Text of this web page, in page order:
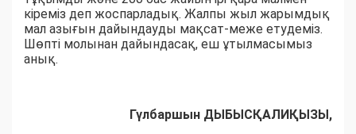
кіреміз деп жоспарладық. Жалпы жыл жарымдық
мал азығын дайындауды мақсат-меже етудеміз.
Шөпті молынан дайындасақ, еш ұтылмасымыз
анық.
Гүлбаршын ДЫБЫСҚАЛИҚЫЗЫ,